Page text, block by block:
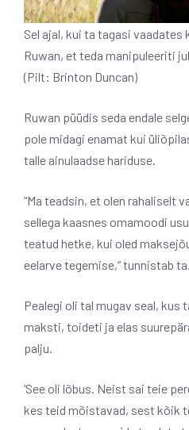
Sel ajal, kui ta tagasi vaadates
Ruwan, et teda manipuleeriti
(Pilt: Brinton Duncan)
Ruwan püüdis seda endale
pole midagi enamat kui
talle ainulaadse hariduse.
“Ma teadsin, et olen rahaliselt
sellega kaasnes omamoodi
teatud hetke, kui oled
eelarve tegemise,“ tunnistab ta.
Pealegi oli tal mugav seal, kus
maksti, toideti ja elas
palju.
‘See oli lõbus. Neist sai teie
kes teid mõistavad, sest kõik